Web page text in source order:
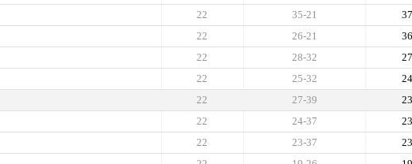
37
35-21
22
36
26-21
22
27
28-32
22
24
25-32
22
23
27-39
22
23
24-37
22
23
23-37
22